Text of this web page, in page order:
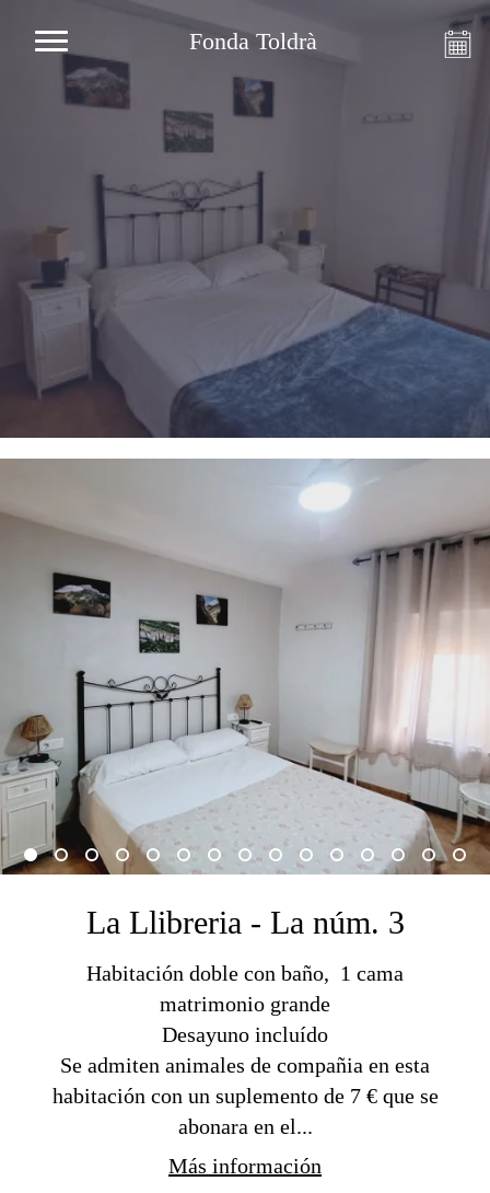
Fonda Toldrà
La Llibreria - La núm. 3
Habitación doble con baño, 1 cama
matrimonio grande
Desayuno incluído
Se admiten animales de compañia en esta
habitación con un suplemento de 7 € que se
abonara en el...
Más información